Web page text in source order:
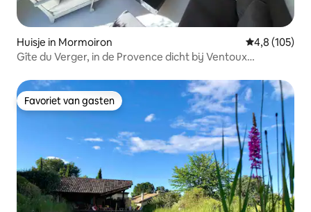
Huisje in Mormoiron Gemiddelde
4,8 (105)
Gîte du Verger, in de Provence dicht bij Ventoux
Favoriet van gasten
Favoriet van gasten